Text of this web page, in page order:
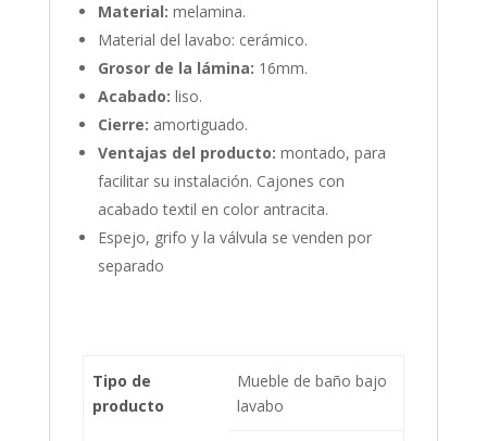
Material: melamina.
Material del lavabo: cerámico.
Grosor de la lámina: 16mm.
Acabado: liso.
Cierre: amortiguado.
Ventajas del producto: montado, para
facilitar su instalación. Cajones con
acabado textil en color antracita.
Espejo, grifo y la válvula se venden por
separado
Tipo de
producto
Mueble de baño bajo
lavabo